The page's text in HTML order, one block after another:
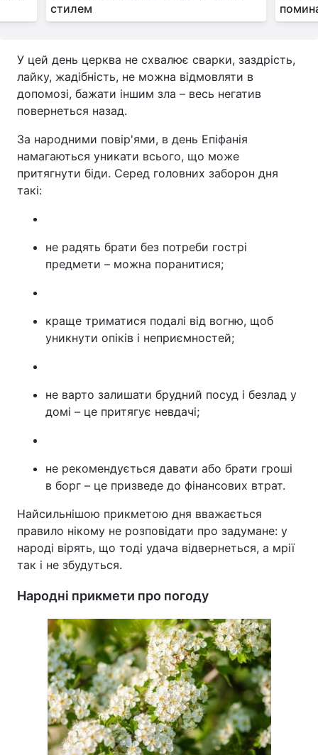
стилем
У цей день церква не схвалює сварки, заздрість,
лайку, жадібність, не можна відмовляти в
допомозі, бажати іншим зла – весь негатив
повернеться назад.
За народними повір'ями, в день Епіфанія
намагаються уникати всього, що може
притягнути біди. Серед головних заборон дня
такі:
не радять брати без потреби гострі
предмети – можна поранитися;
краще триматися подалі від вогню, щоб
уникнути опіків і неприємностей;
не варто залишати брудний посуд і безлад у
домі – це притягує невдачі;
не рекомендується давати або брати гроші
в борг – це призведе до фінансових втрат.
Найсильнішою прикметою дня вважається
правило нікому не розповідати про задумане: у
народі вірять, що тоді удача відвернеться, а мрії
так і не збудуться.
Народні прикмети про погоду